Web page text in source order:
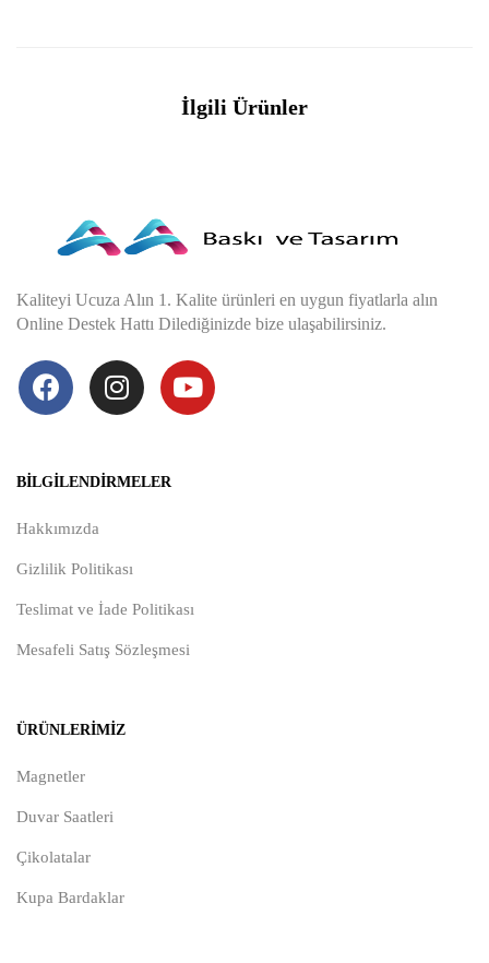
İlgili Ürünler
Kaliteyi Ucuza Alın 1. Kalite ürünleri en uygun fiyatlarla alın
Online Destek Hattı Dilediğinizde bize ulaşabilirsiniz.
BILGILENDIRMELER
Hakkımızda
Gizlilik Politikası
Teslimat ve İade Politikası
Mesafeli Satış Sözleşmesi
ÜRÜNLERIMIZ
Magnetler
Duvar Saatleri
Çikolatalar
Kupa Bardaklar